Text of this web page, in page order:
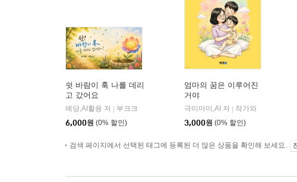
쉿 바람이 훅 나를 데리
고 갔어요
예당,AI활용 저 | 부크크
6,000원 (0% 할인)
엄마의 꿈은 이루어진
거야
극미마미,AI 저 | 작가와
3,000원 (0% 할인)
검색 페이지에서 선택된 태그에 등록된 더 많은 상품을 확인해 보세요.